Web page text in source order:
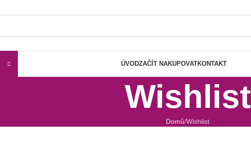
ÚVODZAČÍT NAKUPOVATKONTAKT
Wishlist
Domů Wishlist